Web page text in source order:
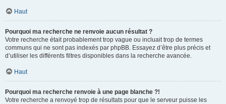
Haut
Pourquoi ma recherche ne renvoie aucun résultat ?
Votre recherche était probablement trop vague ou incluait trop de termes
communs qui ne sont pas indexés par phpBB. Essayez d’être plus précis et
d’utiliser les différents filtres disponibles dans la recherche avancée.
Haut
Pourquoi ma recherche renvoie à une page blanche ?!
Votre recherche a renvoyé trop de résultats pour que le serveur puisse les